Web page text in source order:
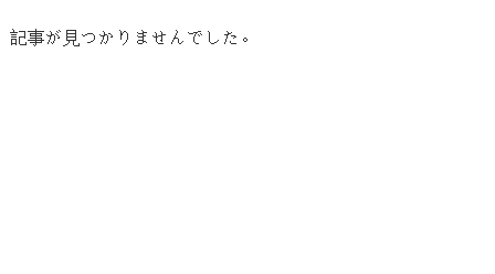
記事が見つかりませんでした。